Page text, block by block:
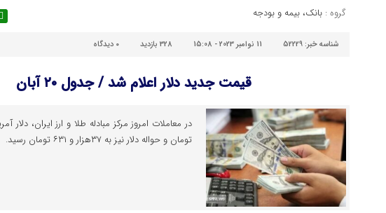
گروه : بانک، بیمه و بودجه
شناسه خبر: 52229 11 نوامبر 2023 - 15:08 328 بازدید ۰ دیدگاه
قیمت جدید دلار اعلام شد / جدول ۲۰ آبان
تومان و حواله دلار نیز به ۳۷هزار و ۶۳۱ تومان رسید.